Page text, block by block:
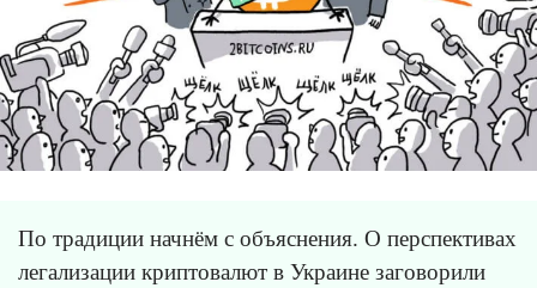
По традиции начнём с объяснения. О перспективах
легализации криптовалют в Украине заговорили